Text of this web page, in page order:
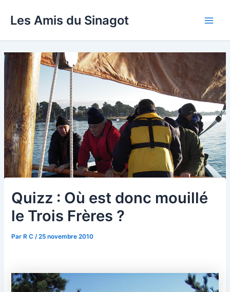
Les Amis du Sinagot
Quizz : Où est donc mouillé
le Trois Frères ?
Par R C/25 novembre 2010